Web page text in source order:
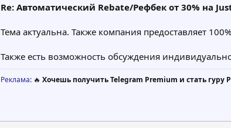
Re: Автоматический Rebate/Рефбек от 30% на
Тема актуальна. Также компания предоставляет
Также есть возможность обсуждения
Реклама: 🔥 Хочешь получить Telegram Premium и стать гуру